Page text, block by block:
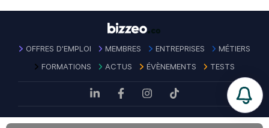
OFFRES D'EMPLOI MEMBRES ENTREPRISES
MÉTIERS
FORMATIONS
ACTUS ÉVÈNEMENTS TESTS